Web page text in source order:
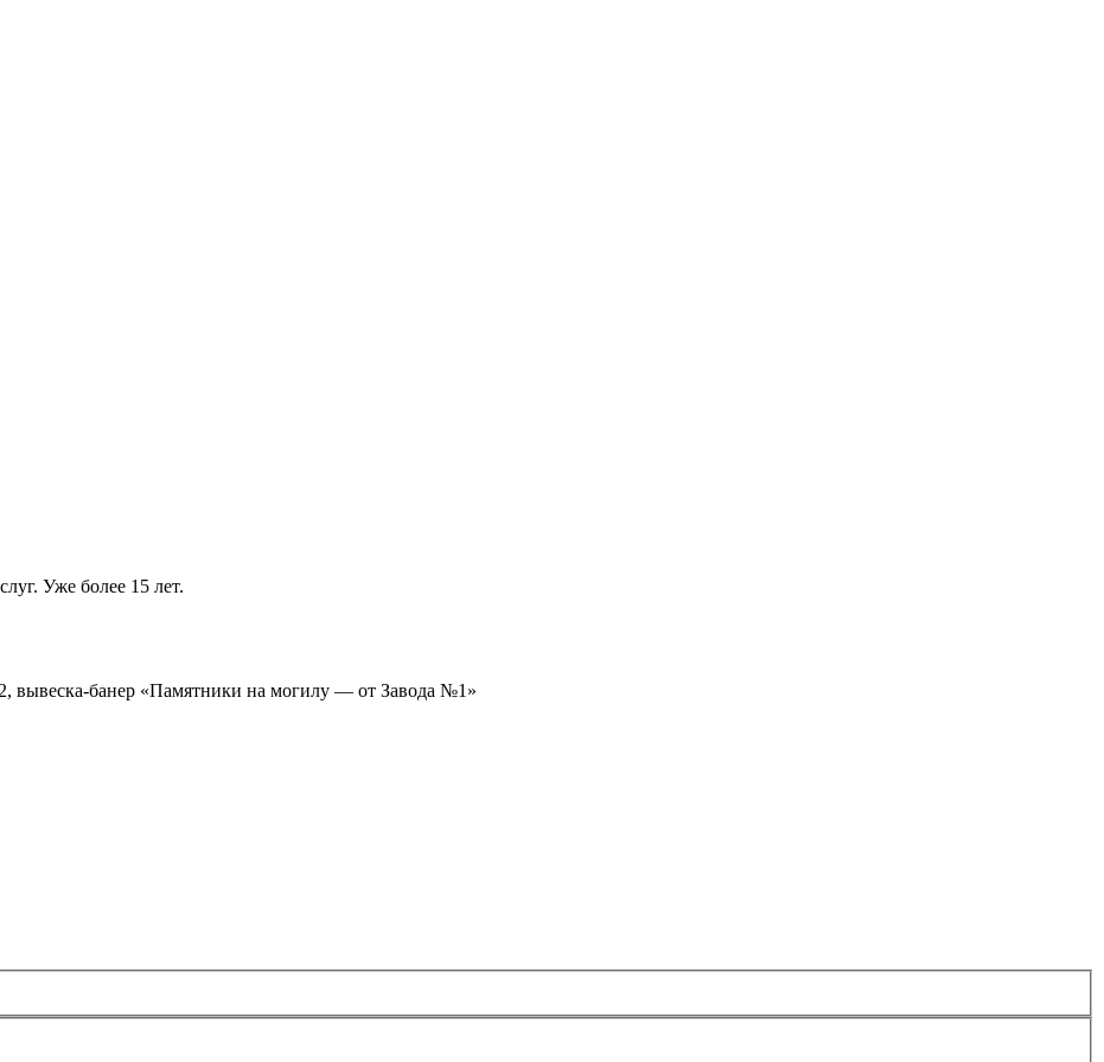
Уже более 15 лет.
вывеска-банер «Памятники на могилу — от Завода №1»